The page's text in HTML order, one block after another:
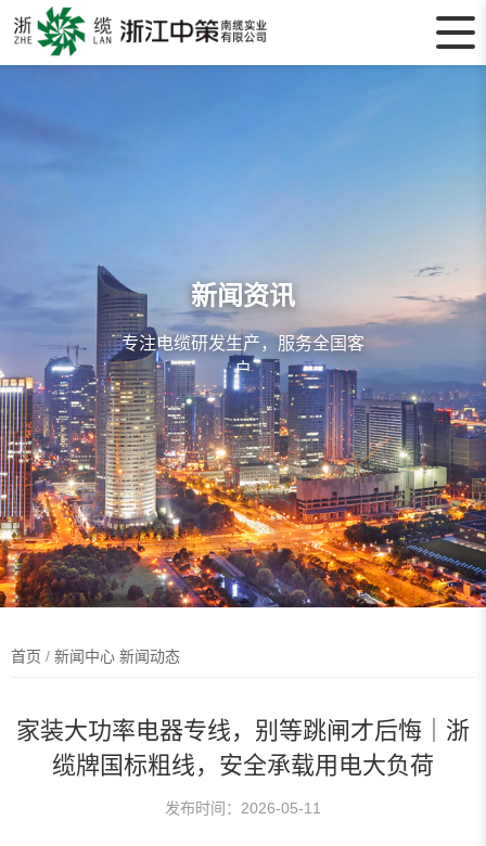
新闻资讯
专注电缆研发生产，服务全国客
户
首页 / 新闻中心 新闻动态
家装大功率电器专线，别等跳闸才后悔｜浙
缆牌国标粗线，安全承载用电大负荷
发布时间：2026-05-11